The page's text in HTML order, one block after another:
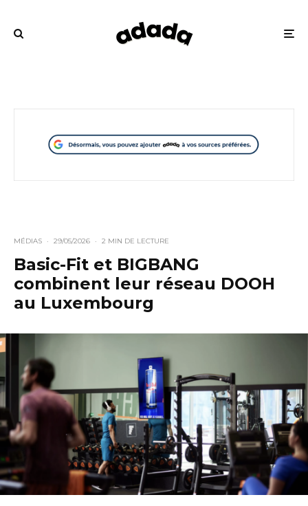
MÉDIAS · 29/05/2026 · 2 MIN DE LECTURE
Basic-Fit et BIGBANG
combinent leur réseau DOOH
au Luxembourg